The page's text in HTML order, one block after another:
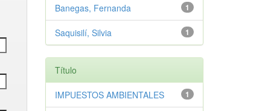
1
Banegas, Fernanda
1
Saquisilí, Silvia
Título
1
IMPUESTOS AMBIENTALES